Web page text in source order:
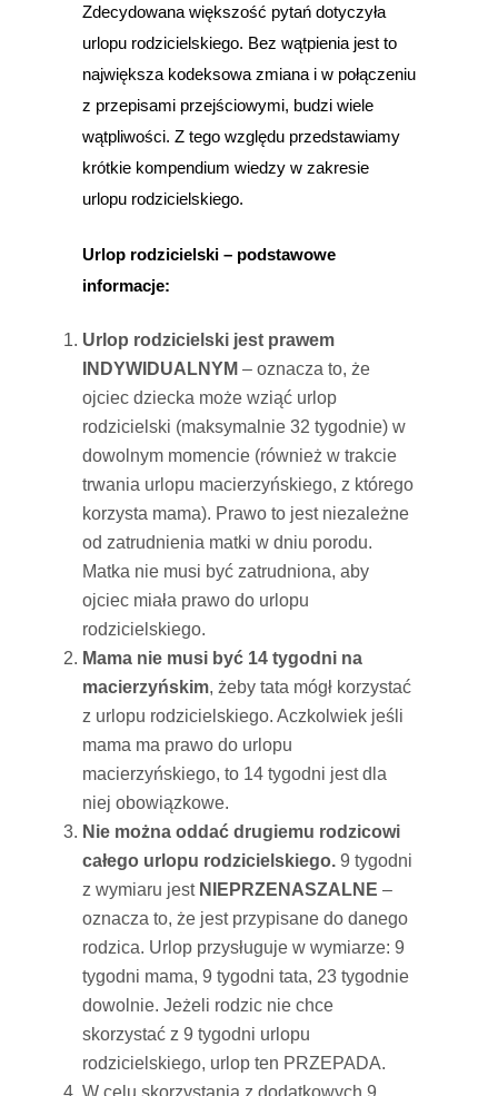
Zdecydowana większość pytań dotyczyła
urlopu rodzicielskiego. Bez wątpienia jest to
największa kodeksowa zmiana i w połączeniu
z przepisami przejściowymi, budzi wiele
wątpliwości. Z tego względu przedstawiamy
krótkie kompendium wiedzy w zakresie
urlopu rodzicielskiego.
Urlop rodzicielski – podstawowe
informacje:
Urlop rodzicielski jest prawem
INDYWIDUALNYM – oznacza to, że
ojciec dziecka może wziąć urlop
rodzicielski (maksymalnie 32 tygodnie) w
dowolnym momencie (również w trakcie
trwania urlopu macierzyńskiego, z którego
korzysta mama). Prawo to jest niezależne
od zatrudnienia matki w dniu porodu.
Matka nie musi być zatrudniona, aby
ojciec miała prawo do urlopu
rodzicielskiego.
Mama nie musi być 14 tygodni na
macierzyńskim, żeby tata mógł korzystać
z urlopu rodzicielskiego. Aczkolwiek jeśli
mama ma prawo do urlopu
macierzyńskiego, to 14 tygodni jest dla
niej obowiązkowe.
Nie można oddać drugiemu rodzicowi
całego urlopu rodzicielskiego. 9 tygodni
z wymiaru jest NIEPRZENASZALNE –
oznacza to, że jest przypisane do danego
rodzica. Urlop przysługuje w wymiarze: 9
tygodni mama, 9 tygodni tata, 23 tygodnie
dowolnie. Jeżeli rodzic nie chce
skorzystać z 9 tygodni urlopu
rodzicielskiego, urlop ten PRZEPADA.
W celu skorzystania z dodatkowych 9